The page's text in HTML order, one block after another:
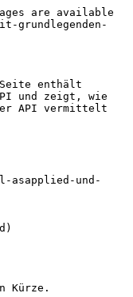
are available
grundlegenden-
Seite enthält
und zeigt, wie
API vermittelt
asapplied-und-
Kürze.